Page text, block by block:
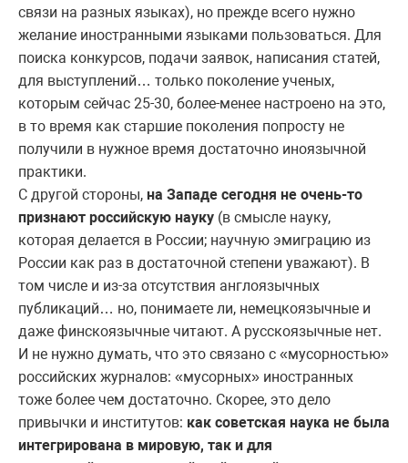
связи на разных языках), но прежде всего нужно
желание иностранными языками пользоваться. Для
поиска конкурсов, подачи заявок, написания статей,
для выступлений… только поколение ученых,
которым сейчас 25-30, более-менее настроено на это,
в то время как старшие поколения попросту не
получили в нужное время достаточно иноязычной
практики.
С другой стороны, на Западе сегодня не очень-то
признают российскую науку (в смысле науку,
которая делается в России; научную эмиграцию из
России как раз в достаточной степени уважают). В
том числе и из-за отсутствия англоязычных
публикаций… но, понимаете ли, немецкоязычные и
даже финскоязычные читают. А русскоязычные нет.
И не нужно думать, что это связано с «мусорностью»
российских журналов: «мусорных» иностранных
тоже более чем достаточно. Скорее, это дело
привычки и институтов: как советская наука не была
интегрирована в мировую, так и для